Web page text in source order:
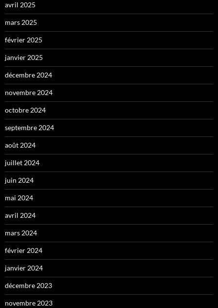
avril 2025
mars 2025
février 2025
janvier 2025
décembre 2024
novembre 2024
octobre 2024
septembre 2024
août 2024
juillet 2024
juin 2024
mai 2024
avril 2024
mars 2024
février 2024
janvier 2024
décembre 2023
novembre 2023